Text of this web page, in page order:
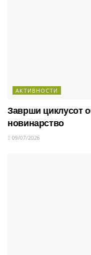
АКТИВНОСТИ
Заврши циклусот
новинарство
09/07/2026